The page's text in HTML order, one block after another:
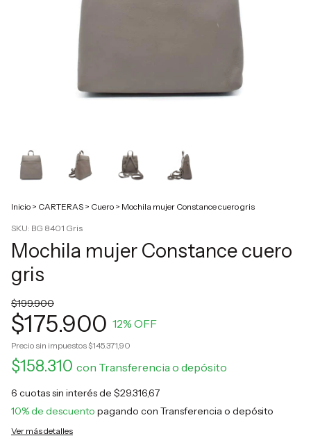
Inicio > CARTERAS > Cuero > Mochila mujer Constance cuero gris
SKU: BG 8401 Gris
Mochila mujer Constance cuero
gris
$199.900
$175.900 12% OFF
Precio sin impuestos$145.371,90
$158.310 con Transferencia o depósito
6 cuotas sin interés de $29.316,67
10% de descuento pagando con Transferencia o depósito
Ver más detalles